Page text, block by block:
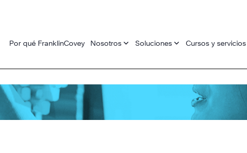
Por qué FranklinCovey Nosotros Soluciones Cursos y servicios